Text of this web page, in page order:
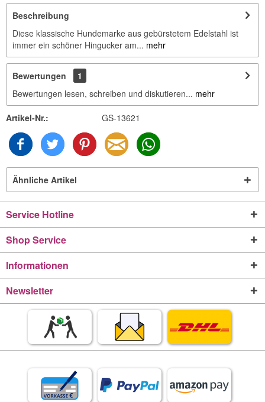
Beschreibung
Diese klassische Hundemarke aus gebürstetem Edelstahl ist
immer ein schöner Hingucker am... mehr
Bewertungen
1
Bewertungen lesen, schreiben und diskutieren... mehr
Artikel-Nr.: GS-13621
Ähnliche Artikel
Service Hotline
Shop Service
Informationen
Newsletter